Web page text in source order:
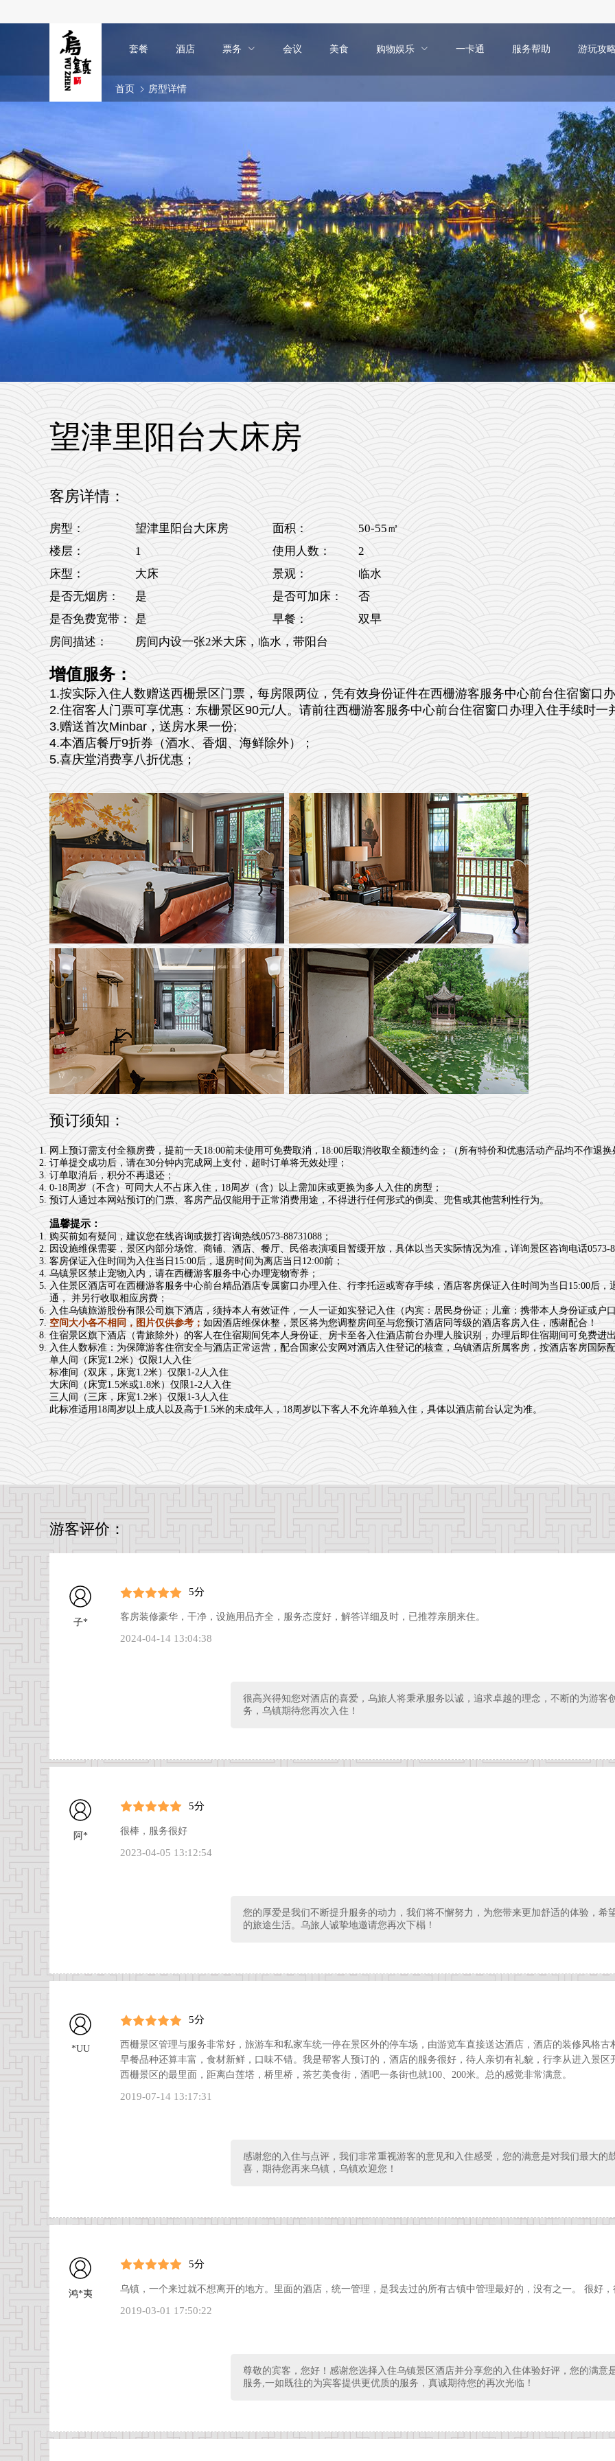
套餐 酒店 票务 会议 美食 购物娱乐 一卡通 服务帮助 游玩攻
首页 房型详情
望津里阳台大床房
客房详情：
房型： 望津里阳台大床房 面积：
50-55㎡
楼层：
1 使用人数：
2
床型：
大床 景观：
临水
是否无烟房：
是 是否可加床：
否
是否免费宽带：
是 早餐：
双早
房间描述：
房间内设一张2米大床，临水，带阳台
增值服务：
1.按实际入住人数赠送西栅景区门票，每房限两位，凭有效身份证件在西栅游客服务中心前台住宿窗口
2.住宿客人门票可享优惠：东栅景区90元/人。请前往西栅游客服务中心前台住宿窗口办理入住手续时一
3.赠送首次Minbar，送房水果一份;
4.本酒店餐厅9折券（酒水、香烟、海鲜除外）；
5.喜庆堂消费享八折优惠；
预订须知：
网上预订需支付全额房费， 提前一天18:00前未使用可免费取消，18:00后取消收取全额违约金 ；
（所有特价和优惠活动产品均不作退
订单提交成功后，请在30分钟内完成网上支付，超时订单将无效处理；
订单取消后，积分不再退还；
0-18周岁（不含）可同大人不占床入住，18周岁（含）以上需加床或更换为多人入住的房型；
预订人通过本网站预订的门票、客房产品仅能用于正常消费用途，不得进行任何形式的倒卖、兜售或其他营利性行为。
温馨提示：
购买前如有疑问，建议您在线咨询或拨打咨询热线0573-88731088；
因设施维保需要，景区内部分场馆、商铺、酒店、餐厅、民俗表演项目暂缓开放，具体以当天实际情况为准，详询景区咨询电话0573-
客房保证入住时间为入住当日15:00后，退房时间为离店当日12:00前；
乌镇景区禁止宠物入内，请在西栅游客服务中心办理宠物寄养；
入住景区酒店可在西栅游客服务中心前台精品酒店专属窗口办理入住、行李托运或寄存手续，酒店客房保证入住时间为当日15:00后
通， 并另行收取相应房费；
入住乌镇旅游股份有限公司旗下酒店，须持本人有效证件，一人一证如实登记入住（内宾：居民身份证；儿童：携带本人身份证或户
空间大小各不相同，图片仅供参考； 如因酒店维保休整，景区将为您调整房间至与您预订酒店同等级的酒店客房入住，感谢配合！
住宿景区旗下酒店（青旅除外）的客人在住宿期间凭本人身份证、房卡至各入住酒店前台办理人脸识别，办理后即住宿期间可免费进
入住人数标准：为保障游客住宿安全与酒店正常运营，配合国家公安网对酒店入住登记的核查，乌镇酒店所属客房，按酒店客房国际
单人间（床宽1.2米）仅限1人入住
标准间（双床，床宽1.2米）仅限1-2人入住
大床间（床宽1.5米或1.8米）仅限1-2人入住
三人间（三床，床宽1.2米）仅限1-3人入住
此标准适用18周岁以上成人以及高于1.5米的未成年人，18周岁以下客人不允许单独入住，具体以酒店前台认定为准。
游客评价：
子*
5分
客房装修豪华，干净，设施用品齐全，服务态度好，解答详细及时，已推荐亲朋来住。
2024-04-14 13:04:38
很高兴得知您对酒店的喜爱，乌旅人将秉承服务以诚，追求卓越的理念，不断的为游客
务，乌镇期待您再次入住！
阿*
5分
很棒，服务很好
2023-04-05 13:12:54
您的厚爱是我们不断提升服务的动力，我们将不懈努力，为您带来更加舒适的体验，希
的旅途生活。乌旅人诚挚地邀请您再次下榻！
*UU
5分
西栅景区管理与服务非常好，旅游车和私家车统一停在景区外的停车场，由游览车直接送达酒店，酒店的装修风格
早餐品种还算丰富，食材新鲜，口味不错。我是帮客人预订的，酒店的服务很好，待人亲切有礼貌，行李从进入景
西栅景区的最里面，距离白莲塔，桥里桥，茶艺美食街，酒吧一条街也就100、200米。总的感觉非常满意。
2019-07-14 13:17:31
感谢您的入住与点评，我们非常重视游客的意见和入住感受，您的满意是对我们最大的
喜，期待您再来乌镇，乌镇欢迎您！
鸿*夷
5分
乌镇，一个来过就不想离开的地方。里面的酒店，统一管理，是我去过的所有古镇中管理最好的，没有之一。 很好
2019-03-01 17:50:22
尊敬的宾客，您好！感谢您选择入住乌镇景区酒店并分享您的入住体验好评，您的满意
服务,一如既往的为宾客提供更优质的服务，真诚期待您的再次光临！